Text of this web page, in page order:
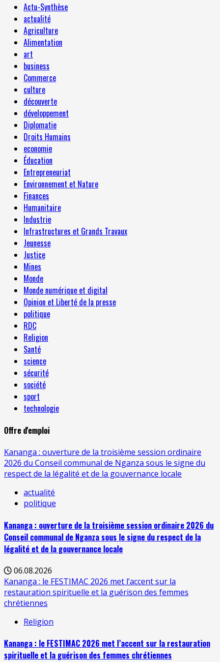
Actu-Synthèse
actualité
Agriculture
Alimentation
art
business
Commerce
culture
découverte
développement
Diplomatie
Droits Humains
economie
Éducation
Entrepreneuriat
Environnement et Nature
Finances
Humanitaire
Industrie
Infrastructures et Grands Travaux
Jeunesse
Justice
Mines
Monde
Monde numérique et digital
Opinion et Liberté de la presse
politique
RDC
Religion
Santé
science
sécurité
société
sport
technologie
Offre d'emploi
Kananga : ouverture de la troisième session ordinaire
2026 du Conseil communal de Nganza sous le signe du
respect de la légalité et de la gouvernance locale
actualité
politique
Kananga : ouverture de la troisième session ordinaire 2026 du
Conseil communal de Nganza sous le signe du respect de la
légalité et de la gouvernance locale
06.08.2026
Kananga : le FESTIMAC 2026 met l’accent sur la
restauration spirituelle et la guérison des femmes
chrétiennes
Religion
Kananga : le FESTIMAC 2026 met l’accent sur la restauration
spirituelle et la guérison des femmes chrétiennes